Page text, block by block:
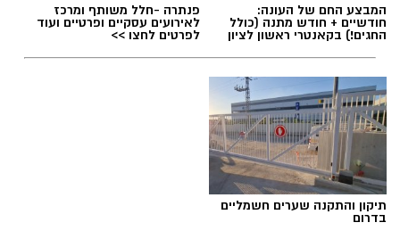
המבצע החם של העונה:
חודשיים + חודש מתנה (כולל
החגים!) בקאנטרי ראשון לציון
פנתרה -חלל משותף ומרכז
לאירועים עסקיים ופרטיים ועוד
לפרטים לחצו >>
תיקון והתקנה שערים חשמליים
בדרום